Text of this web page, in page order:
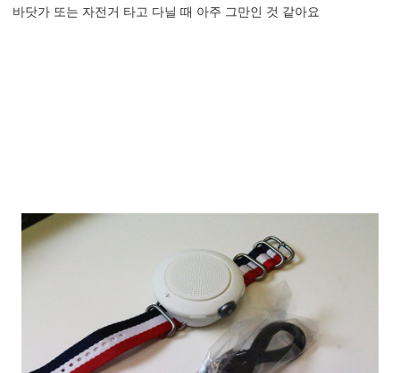
바닷가 또는 자전거 타고 다닐 때 아주 그만인 것 같아요